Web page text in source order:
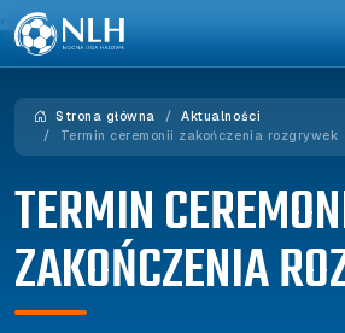
,
Strona główna
Aktualności
Termin ceremonii zakończenia rozgrywek
TERMIN
ZAKOŃCZENIA